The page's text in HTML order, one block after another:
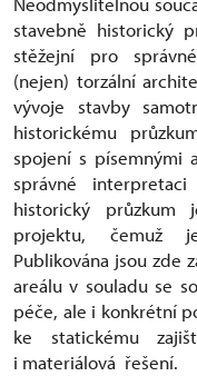
stavebně historický
stěžejní pro
(nejen) torzální
vývoje stavby
historickému
spojení s písemnými
správné
historický průzkum
projektu, čemuž
Publikována jsou zde
areálu v souladu se
péče, ale i konkrétní
ke statickému
i materiálová řešení.